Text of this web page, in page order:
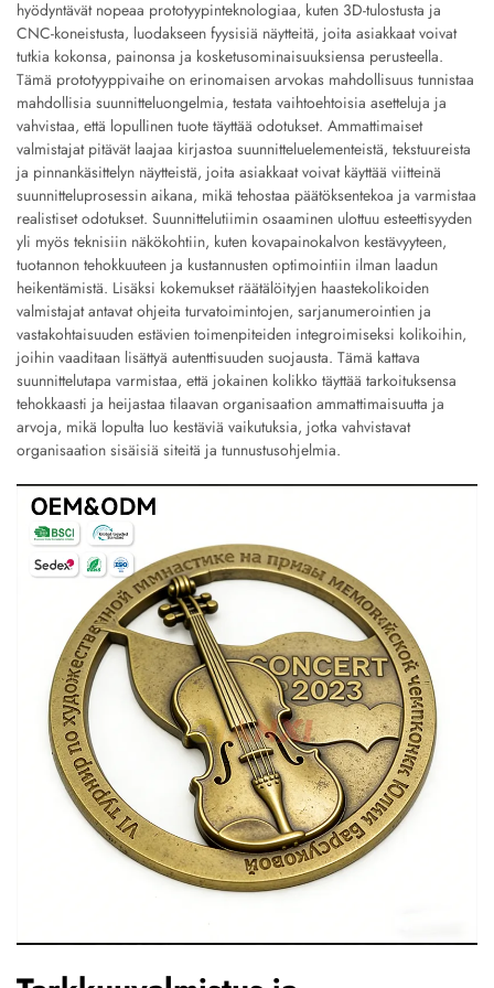
hyödyntävät nopeaa prototyypinteknologiaa, kuten 3D-tulostusta ja
CNC-koneistusta, luodakseen fyysisiä näytteitä, joita asiakkaat voivat
tutkia kokonsa, painonsa ja kosketusominaisuuksiensa perusteella.
Tämä prototyyppivaihe on erinomaisen arvokas mahdollisuus tunnistaa
mahdollisia suunnitteluongelmia, testata vaihtoehtoisia asetteluja ja
vahvistaa, että lopullinen tuote täyttää odotukset. Ammattimaiset
valmistajat pitävät laajaa kirjastoa suunnitteluelementeistä, tekstuureista
ja pinnankäsittelyn näytteistä, joita asiakkaat voivat käyttää viitteinä
suunnitteluprosessin aikana, mikä tehostaa päätöksentekoa ja varmistaa
realistiset odotukset. Suunnittelutiimin osaaminen ulottuu esteettisyyden
yli myös teknisiin näkökohtiin, kuten kovapainokalvon kestävyyteen,
tuotannon tehokkuuteen ja kustannusten optimointiin ilman laadun
heikentämistä. Lisäksi kokemukset räätälöityjen haastekolikoiden
valmistajat antavat ohjeita turvatoimintojen, sarjanumerointien ja
vastakohtaisuuden estävien toimenpiteiden integroimiseksi kolikoihin,
joihin vaaditaan lisättyä autenttisuuden suojausta. Tämä kattava
suunnittelutapa varmistaa, että jokainen kolikko täyttää tarkoituksensa
tehokkaasti ja heijastaa tilaavan organisaation ammattimaisuutta ja
arvoja, mikä lopulta luo kestäviä vaikutuksia, jotka vahvistavat
organisaation sisäisiä siteitä ja tunnustusohjelmia.